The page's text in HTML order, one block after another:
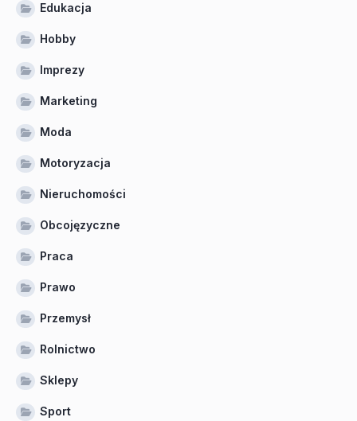
Edukacja
Hobby
Imprezy
Marketing
Moda
Motoryzacja
Nieruchomości
Obcojęzyczne
Praca
Prawo
Przemysł
Rolnictwo
Sklepy
Sport